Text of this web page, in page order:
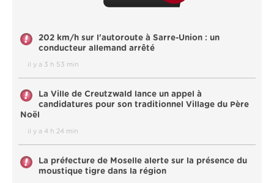
202 km/h sur l'autoroute à Sarre-Union : un
conducteur allemand arrêté
il y a 3 h 53 min
La Ville de Creutzwald lance un appel à
candidatures pour son traditionnel Village du Père
Noël
il y a 4 h 24 min
La préfecture de Moselle alerte sur la présence du
moustique tigre dans la région